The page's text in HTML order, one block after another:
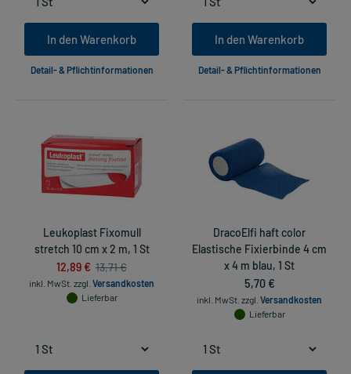
In den Warenkorb
Detail- & Pflichtinformationen
In den Warenkorb
Detail- & Pflichtinformationen
Leukoplast Fixomull
stretch 10 cm x 2 m, 1 St
12,89 € 13,71 €
inkl. MwSt. zzgl. Versandkosten
Lieferbar
DracoElfi haft color
Elastische Fixierbinde 4 cm
x 4 m blau, 1 St
5,70 €
inkl. MwSt. zzgl. Versandkosten
Lieferbar